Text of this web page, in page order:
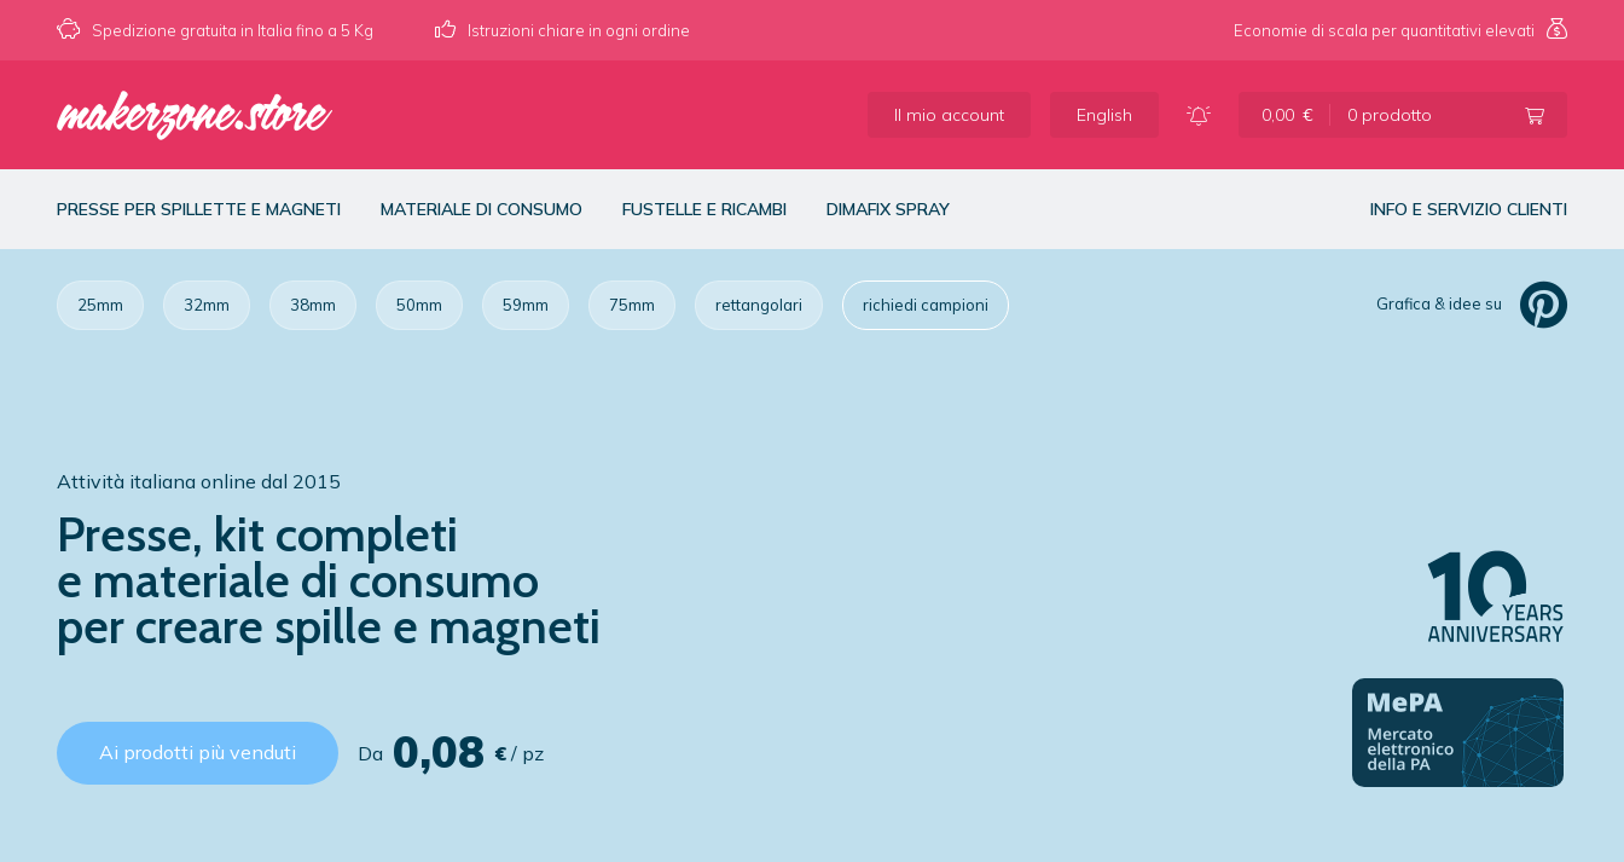
Spedizione gratuita in Italia fino a 5 Kg Istruzioni chiare in ogni ordine Economie di scala per quantitativi elevati
navigazione
contenuto
Il mio account English 0,00 € 0 prodotto
PRESSE PER SPILLETTE E MAGNETI MATERIALE DI CONSUMO FUSTELLE E RICAMBI DIMAFIX SPRAY INFO E SERVIZIO CLIENTI
25mm 32mm 38mm 50mm 59mm 75mm rettangolari richiedi campioni Grafica & idee su
Attività italiana online dal 2015
Presse, kit completi
e materiale di consumo
per creare spille e magneti
Ai prodotti più venduti Da 0,08 € / pz